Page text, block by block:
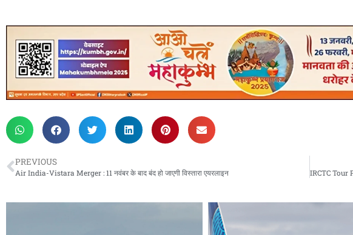
PREVIOUS
Air India-Vistara Merger : 11 नवंबर के बाद बंद हो जाएगी विस्तारा एयरलाइन